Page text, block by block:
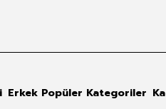
Erkek Popüler Kategoriler